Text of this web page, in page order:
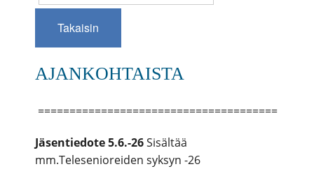
Takaisin
AJANKOHTAISTA
======================================
Jäsentiedote 5.6.-26Sisältää
mm.Telesenioreiden syksyn -26